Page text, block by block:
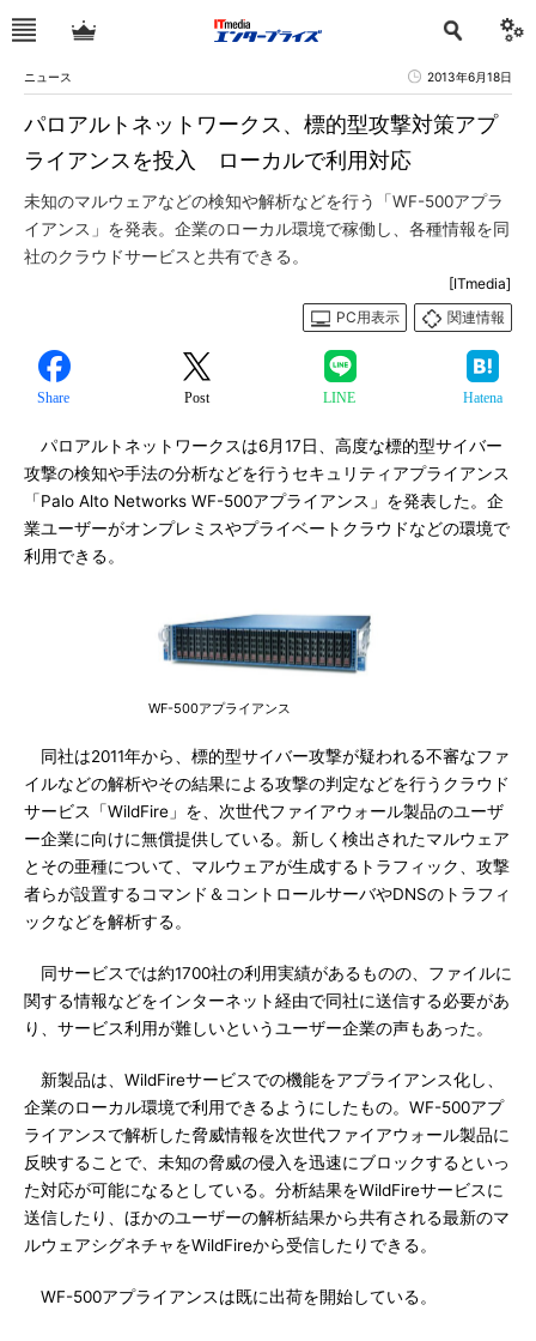
ニュース 2013年6月18日
パロアルトネットワークス、標的型攻撃対策アプ
ライアンスを投入 ローカルで利用対応
未知のマルウェアなどの検知や解析などを行う「WF-500アプラ
イアンス」を発表。企業のローカル環境で稼働し、各種情報を同
社のクラウドサービスと共有できる。
[ITmedia]
PC用表示
関連情報
Share Post LINE Hatena
パロアルトネットワークスは6月17日、高度な標的型サイバー
攻撃の検知や手法の分析などを行うセキュリティアプライアンス
「Palo Alto Networks WF-500アプライアンス」を発表した。企
業ユーザーがオンプレミスやプライベートクラウドなどの環境で
利用できる。
WF-500アプライアンス
同社は2011年から、標的型サイバー攻撃が疑われる不審なファ
イルなどの解析やその結果による攻撃の判定などを行うクラウド
サービス「WildFire」を、次世代ファイアウォール製品のユーザ
ー企業に向けに無償提供している。新しく検出されたマルウェア
とその亜種について、マルウェアが生成するトラフィック、攻撃
者らが設置するコマンド＆コントロールサーバやDNSのトラフィ
ックなどを解析する。
同サービスでは約1700社の利用実績があるものの、ファイルに
関する情報などをインターネット経由で同社に送信する必要があ
り、サービス利用が難しいというユーザー企業の声もあった。
新製品は、WildFireサービスでの機能をアプライアンス化し、
企業のローカル環境で利用できるようにしたもの。WF-500アプ
ライアンスで解析した脅威情報を次世代ファイアウォール製品に
反映することで、未知の脅威の侵入を迅速にブロックするといっ
た対応が可能になるとしている。分析結果をWildFireサービスに
送信したり、ほかのユーザーの解析結果から共有される最新のマ
ルウェアシグネチャをWildFireから受信したりできる。
WF-500アプライアンスは既に出荷を開始している。